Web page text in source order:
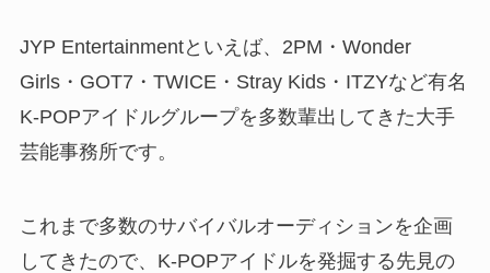
JYP Entertainmentといえば、2PM・Wonder
Girls・GOT7・TWICE・Stray Kids・ITZYなど有名
K-POPアイドルグループを多数輩出してきた大手
芸能事務所です。
これまで多数のサバイバルオーディションを企画
してきたので、K-POPアイドルを発掘する先見の